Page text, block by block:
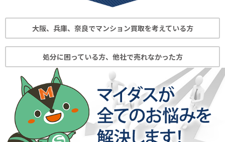
大阪、兵庫、奈良でマンション買取を考えている方
処分に困っている方、他社で売れなかった方